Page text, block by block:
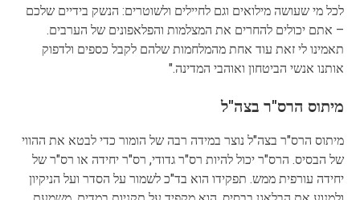
לכל מי שעושה מילואים וגם לחיילים ולשוטרים: הנשק בידיים שלכם
– אתם יכולים להחרים את המצלמות והפלאפונים של הערבים.
תאמינו לי זאת עוד אחת מהמלחמות שלהם לקבל כספים ולדפוק
אותנו אנשי הביטחון ואוהבי המדינה."
מיתוס הרס"ר בצה"ל
מיתוס הרס"ר בצה"ל נוצר במידה רבה של הומור כדי לבטא את ההווי
של הבסיס. הרס"ר יכול להיות רס"ר גדודי, רס"ר יחידה או רס"ר של
יחידה עורפית ממש. תפקידו הוא בד"כ לשמור על הסדר ועל הניקיון